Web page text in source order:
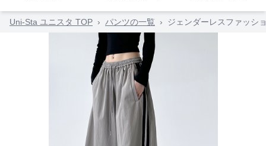
Uni-Sta ユニスタ TOP › パンツの一覧 › ジェンダーレスファッシ